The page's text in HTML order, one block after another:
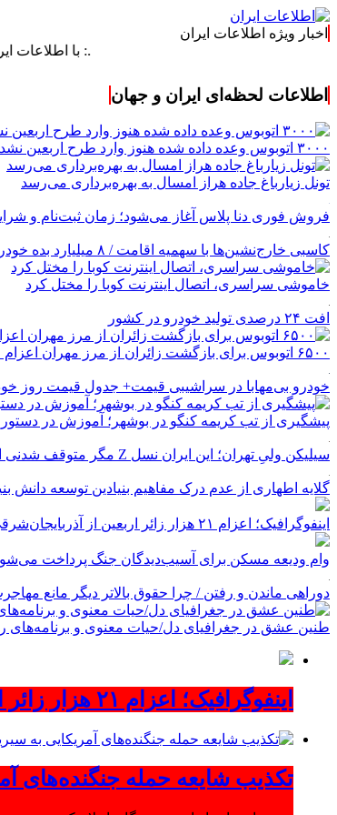
اخبار ویژه اطلاعات ایران
.: با اطلاعات ایران،
اطلاعات لحظه‌ای ایران و جهان
۳۰۰۰ اتوبوس وعده داده شده هنوز وارد طرح اربعین نشده است
تونل زیارباغ جاده هراز امسال به بهره‌برداری می‌رسد
فروش فوری دنا پلاس آغاز می‌شود؛ زمان ثبت‌نام و
کاسبی خارج‌نشین‌ها با سهمیه اقامت / ۸ میلیارد بده خودرو وارد کن!
خاموشی سراسری، اتصال اینترنت کوبا را مختل کرد
افت ۲۴ درصدی تولید خودرو در کشور
۶۵۰۰ اتوبوس برای بازگشت زائران از مرز مهران اعزام می‌شود
خودرو بی‌مهابا در سراشیبی قیمت+ جدول قیمت روز
پیشگیری از تب کریمه کنگو در بوشهر؛ آموزش در
سیلیکن ولیِ تهران؛ این ایران نسل Z مگر متوقف شدنی است؟ / آینده ایران را این دانش آموزان می سازند
گلایه اطهاری از عدم درک مفاهیم بنیادین توسعه دانش بنیان
اینفوگرافیک؛ اعزام ۲۱ هزار زائر اربعین از آذربایجان‌شرقی
وام ودیعه مسکن برای آسیب‌دیدگان جنگ پرداخت
دوراهی ماندن و رفتن / چرا حقوق بالاتر دیگر مانع
طنین عشق در جغرافیای دل/حیات معنوی و برنامه‌های
اینفوگرافیک؛ اعزام ۲۱ هزار زائر اربعین از آذربایجان‌شرقی
تکذیب شایعه حمله جنگنده‌های